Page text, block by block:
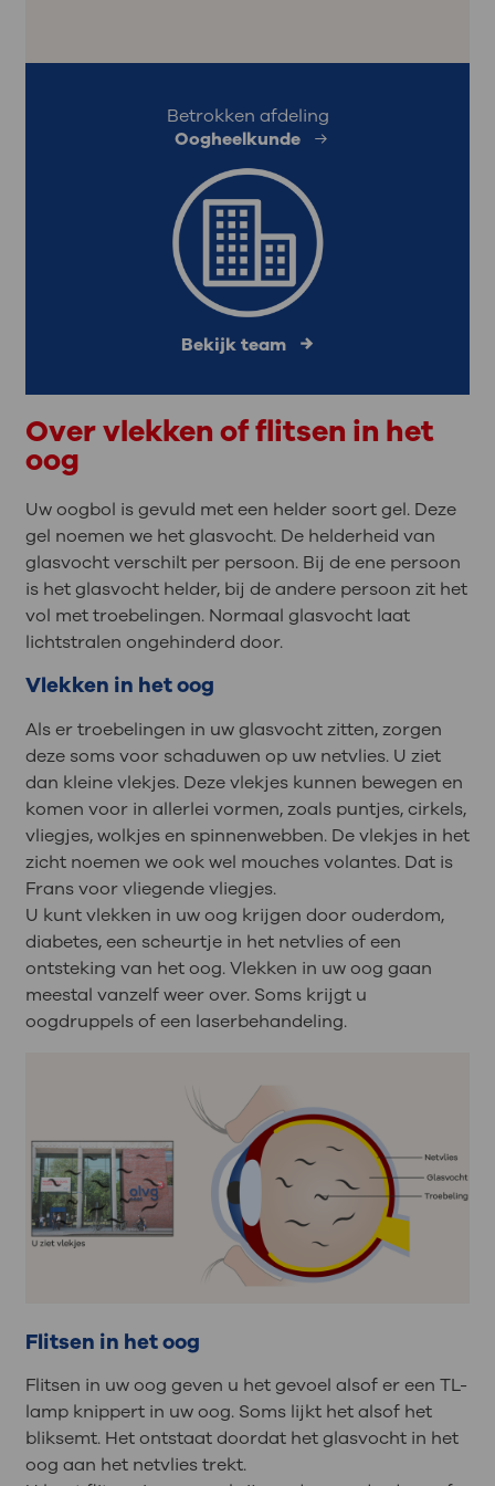
Betrokken afdeling
Oogheelkunde
Bekijk team
Over vlekken of flitsen in het
oog
Uw oogbol is gevuld met een helder soort gel. Deze
gel noemen we het glasvocht. De helderheid van
glasvocht verschilt per persoon. Bij de ene persoon
is het glasvocht helder, bij de andere persoon zit het
vol met troebelingen. Normaal glasvocht laat
lichtstralen ongehinderd door.
Vlekken in het oog
Als er troebelingen in uw glasvocht zitten, zorgen
deze soms voor schaduwen op uw netvlies. U ziet
dan kleine vlekjes. Deze vlekjes kunnen bewegen en
komen voor in allerlei vormen, zoals puntjes, cirkels,
vliegjes, wolkjes en spinnenwebben. De vlekjes in het
zicht noemen we ook wel mouches volantes. Dat is
Frans voor vliegende vliegjes.
U kunt vlekken in uw oog krijgen door ouderdom,
diabetes, een scheurtje in het netvlies of een
ontsteking van het oog. Vlekken in uw oog gaan
meestal vanzelf weer over. Soms krijgt u
oogdruppels of een laserbehandeling.
Flitsen in het oog
Flitsen in uw oog geven u het gevoel alsof er een TL-
lamp knippert in uw oog. Soms lijkt het alsof het
bliksemt. Het ontstaat doordat het glasvocht in het
oog aan het netvlies trekt.